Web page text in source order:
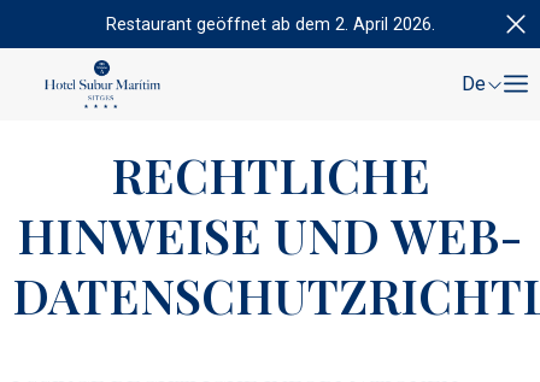
Restaurant geöffnet ab dem 2. April 2026.
De
RECHTLICHE
HINWEISE UND WEB-